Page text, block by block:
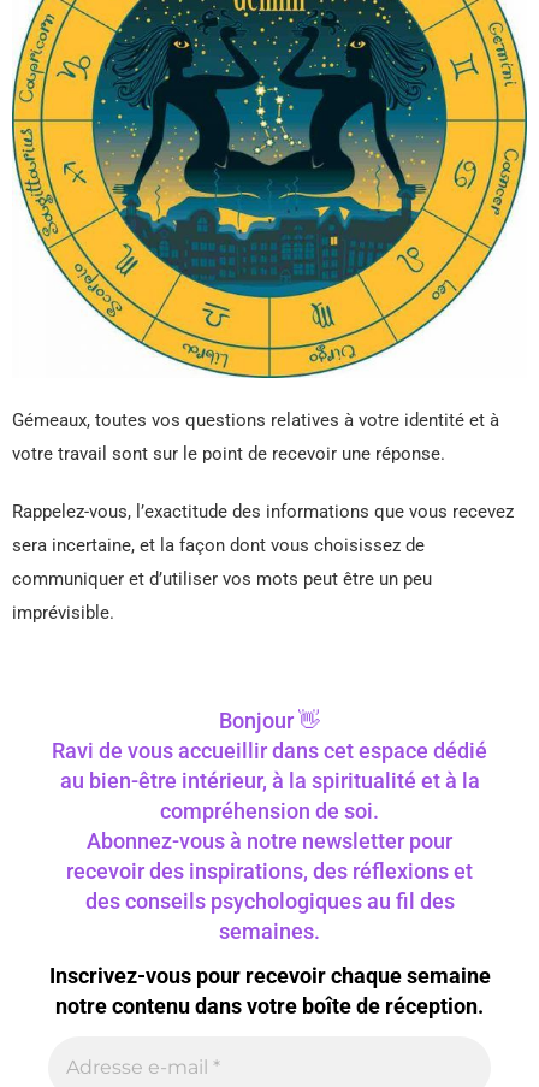
Gémeaux, toutes vos questions relatives à votre identité et à
votre travail sont sur le point de recevoir une réponse.
Rappelez-vous, l’exactitude des informations que vous recevez
sera incertaine, et la façon dont vous choisissez de
communiquer et d’utiliser vos mots peut être un peu
imprévisible.
Bonjour 👋
Ravi de vous accueillir dans cet espace dédié
au bien-être intérieur, à la spiritualité et à la
compréhension de soi.
Abonnez-vous à notre newsletter pour
recevoir des inspirations, des réflexions et
des conseils psychologiques au fil des
semaines.
Inscrivez-vous pour recevoir chaque semaine
notre contenu dans votre boîte de réception.